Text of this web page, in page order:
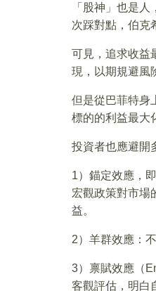
「股神」也是
次踩對點，伯克
可見，追求收益
現，以期規避風
但是從巴菲特身
標的的利益最大
投資者也應避開
1）錨定效應，
宏觀政策對市場
益。
2）羊群效應：
3）禀賦效應（
客觀評估，明白